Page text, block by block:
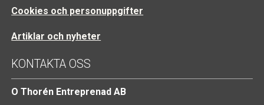
Cookies och personuppgifter
Artiklar och nyheter
KONTAKTA OSS
O Thorén Entreprenad AB